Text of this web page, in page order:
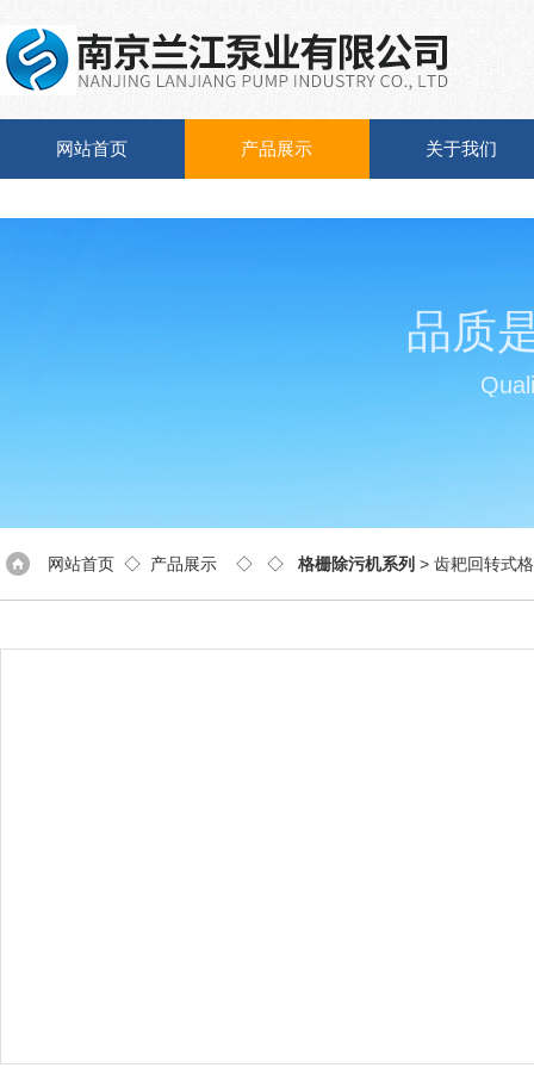
网站首页 产品展示 关于我们
品质
网站首页 ◇ 产品展示 ◇ ◇ 格栅除污机系列 > 齿耙回转式